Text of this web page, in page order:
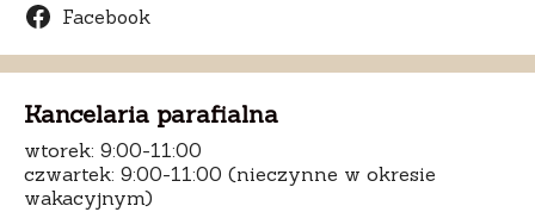
Facebook
Kancelaria parafialna
wtorek: 9:00-11:00
czwartek: 9:00-11:00 (nieczynne w okresie
wakacyjnym)